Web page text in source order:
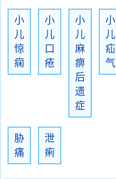
小
儿
惊
痫
小
儿
口
疮
小
儿
麻
痹
后
遗
症
小
儿
疝
气
胁
痛
泄
痢